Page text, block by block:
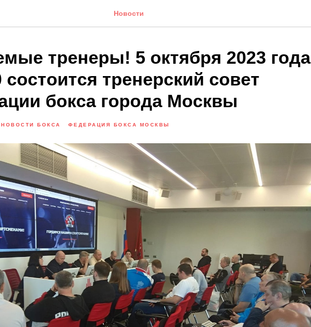
Новости
тренеры! 5 октября 2023 года
состоится тренерский совет
бокса города Москвы
НОВОСТИ БОКСА ФЕДЕРАЦИЯ БОКСА МОСКВЫ